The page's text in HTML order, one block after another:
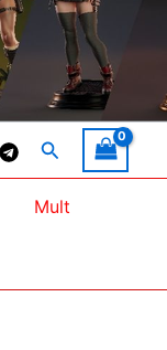
Поиск
Mult